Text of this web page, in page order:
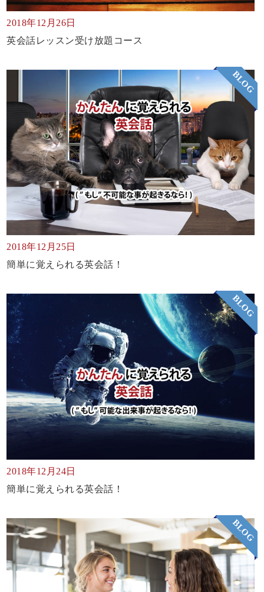
2018年12月26日
英会話レッスン受け放題コース
BLOG
2018年12月25日
簡単に覚えられる英会話！
BLOG
2018年12月24日
簡単に覚えられる英会話！
BLOG